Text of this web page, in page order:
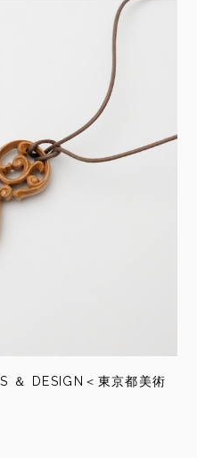
＆ DESIGN＜東京都美術